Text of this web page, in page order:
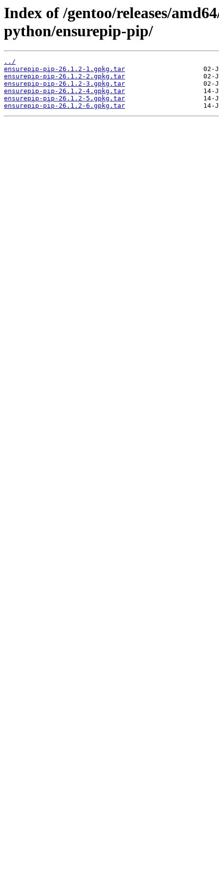
Index of /gentoo/releases/
python/ensurepip-pip/
../
ensurepip-pip-26.1.2-1.gpkg.tar
ensurepip-pip-26.1.2-2.gpkg.tar
ensurepip-pip-26.1.2-3.gpkg.tar
ensurepip-pip-26.1.2-4.gpkg.tar
ensurepip-pip-26.1.2-5.gpkg.tar
ensurepip-pip-26.1.2-6.gpkg.tar